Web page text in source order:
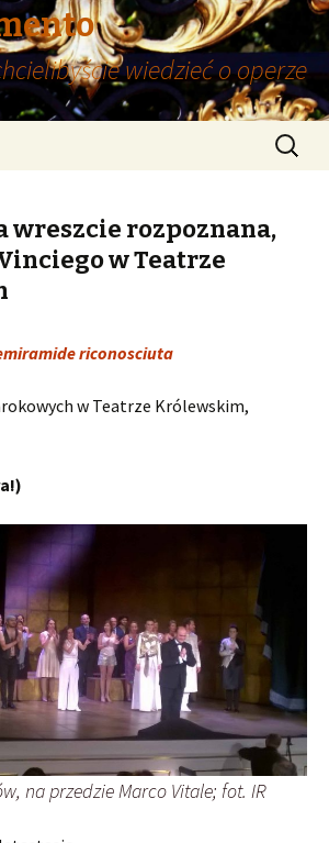
wiedzieć o operze
Szukaj:
wreszcie rozpoznana,
w Teatrze
riconosciuta
w Teatrze Królewskim,
na przedzie Marco Vitale; fot. IR